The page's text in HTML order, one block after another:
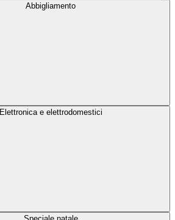
Abbigliamento
Elettronica e elettrodomestici